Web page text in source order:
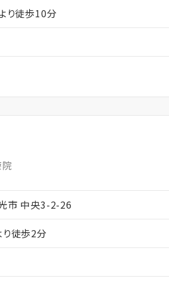
り徒歩10分
市 中央3-2-26
り徒歩2分